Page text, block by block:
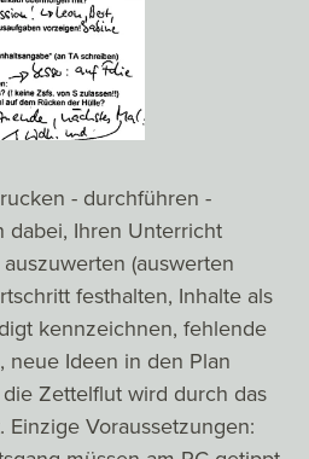
- durchführen -
dabei, Ihren Unterricht
(auswerten
festhalten, Inhalte als
kennzeichnen, fehlende
neue Ideen in den Plan
Zettelflut wird durch das
Voraussetzungen: